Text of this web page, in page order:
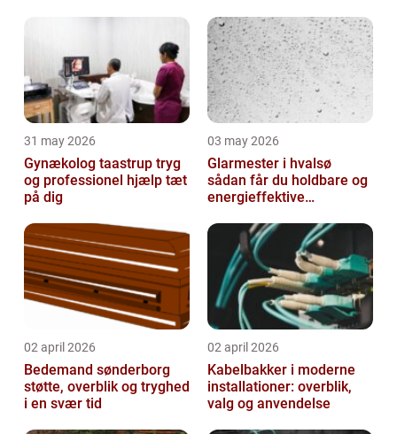
31 may 2026
Gynækolog taastrup tryg
og professionel hjælp tæt
på dig
03 may 2026
Glarmester i hvalsø
sådan får du holdbare og
energieffektive
02 april 2026
Bedemand sønderborg
støtte, overblik og tryghed
i en svær tid
02 april 2026
Kabelbakker i moderne
installationer: overblik,
valg og anvendelse